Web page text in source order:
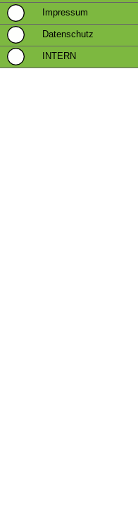
Impressum
Datenschutz
INTERN